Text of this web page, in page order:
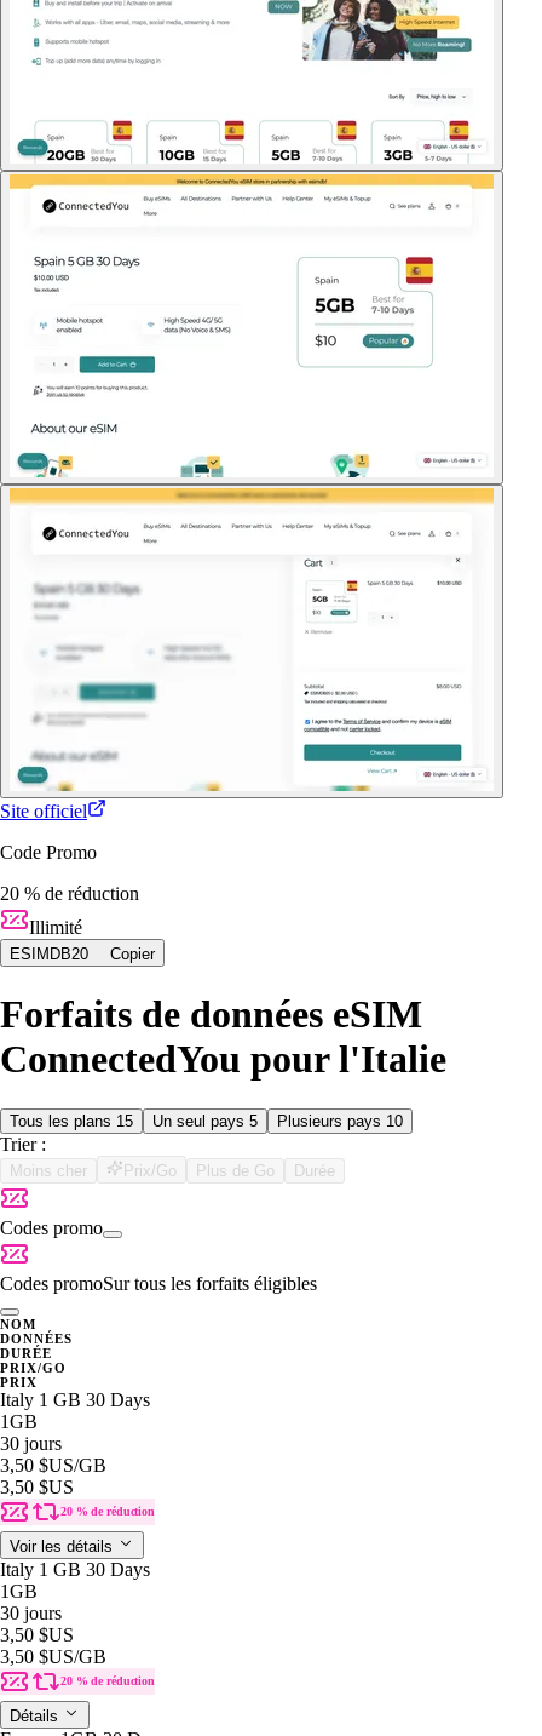
Site officiel
Code Promo
20 % de réduction
Illimité
ESIMDB20 Copier
Forfaits de données eSIM
ConnectedYou pour l'Italie
Tous les plans 15 Un seul pays 5 Plusieurs pays 10
Trier :
Moins cher Prix/Go Plus de Go Durée
Codes promo
Codes promoSur tous les forfaits éligibles
NOM
DONNÉES
DURÉE
PRIX/GO
PRIX
Italy 1 GB 30 Days
1GB
30 jours
3,50 $US/GB
3,50 $US
20 % de réduction
Voir les détails
Italy 1 GB 30 Days
1GB
30 jours
3,50 $US
3,50 $US/GB
20 % de réduction
Détails